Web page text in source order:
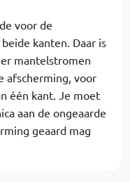
voor de
kanten. Daar is
mantelstromen
afscherming, voor
één kant. Je moet
aan de ongeaarde
geaard mag